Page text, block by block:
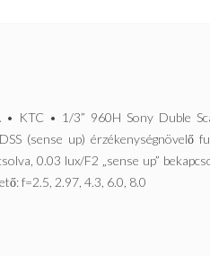
• KTC • 1/3” 960H Sony Duble
(sense up) érzékenységnövelő
0.03 lux/F2 „sense up”
f=2.5, 2.97, 4.3, 6.0, 8.0